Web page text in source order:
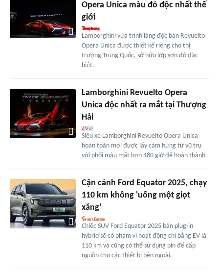
Opera Unica màu đỏ độc nhất thế
giới
Lamborghini vừa trình làng độc bản Revuelto
Opera Unica được thiết kế riêng cho thị
trường Trung Quốc, sở hữu lớp sơn đỏ đặc
biệt.
Lamborghini Revuelto Opera
Unica độc nhất ra mắt tại Thượng
Hải
Siêu xe Lamborghini Revuelto Opera Unica
hoàn toàn mới được lấy cảm hứng từ vũ trụ
với phối màu mất hơn 480 giờ để hoàn thành.
Cận cảnh Ford Equator 2025, chạy
110 km không 'uống một giọt
xăng'
Chiếc SUV Ford Equator 2025 bản plug-in
hybrid sẽ có phạm vi hoạt động chỉ bằng EV là
110 km và cũng có thể sử dụng pin để cấp
nguồn cho các thiết bị bên ngoài.